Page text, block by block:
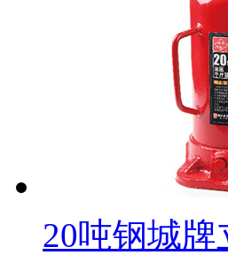
20吨钢城